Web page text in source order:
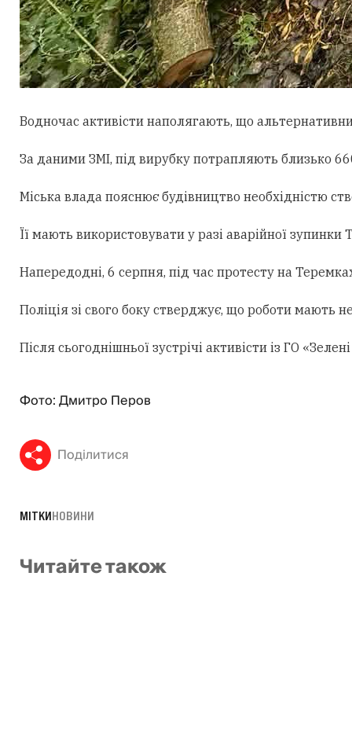
Водночас активісти наполягають, що
За даними ЗМІ, під вирубку потрапляють близько
Міська влада пояснює будівництво необхідністю
Її мають використовувати у разі аварійної
Напередодні, 6 серпня, під час протесту на
Поліція зі свого боку стверджує, що роботи мають
Після сьогоднішньої зустрічі активісти із ГО
Фото: Дмитро Перов
Поділитися
МІТКИНОВИНИ
Читайте також